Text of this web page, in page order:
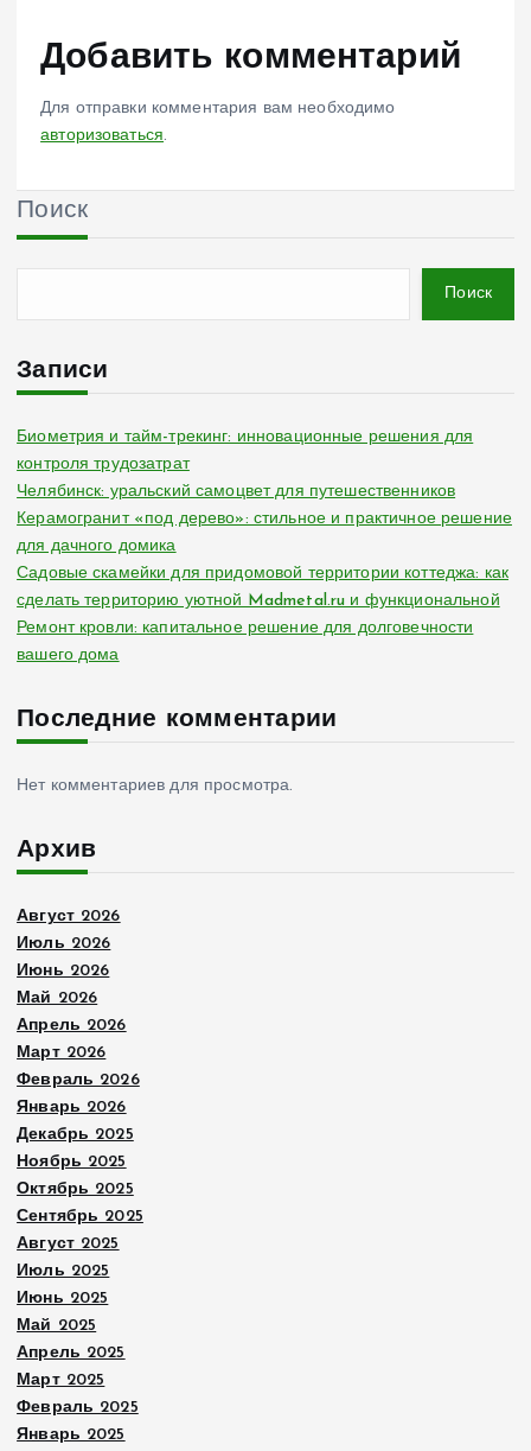
Добавить комментарий
Для отправки комментария вам необходимо
авторизоваться.
Поиск
Поиск
Записи
Биометрия и тайм-трекинг: инновационные решения для
контроля трудозатрат
Челябинск: уральский самоцвет для путешественников
Керамогранит «под дерево»: стильное и практичное решение
для дачного домика
Садовые скамейки для придомовой территории коттеджа: как
сделать территорию уютной Madmetal.ru и функциональной
Ремонт кровли: капитальное решение для долговечности
вашего дома
Последние комментарии
Нет комментариев для просмотра.
Архив
Август 2026
Июль 2026
Июнь 2026
Май 2026
Апрель 2026
Март 2026
Февраль 2026
Январь 2026
Декабрь 2025
Ноябрь 2025
Октябрь 2025
Сентябрь 2025
Август 2025
Июль 2025
Июнь 2025
Май 2025
Апрель 2025
Март 2025
Февраль 2025
Январь 2025